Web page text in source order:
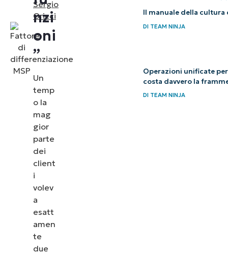
Sergio
Oricci
qualcun
altro
Il tuo QBR
non può
notte
nzi
oni
”
Un
temp
o la
mag
gior
parte
dei
client
i
volev
a
esatt
amen
te
due
Il manuale della cultura
DITEAM NINJA
Operazioni unificate
costa davvero la
DITEAM NINJA